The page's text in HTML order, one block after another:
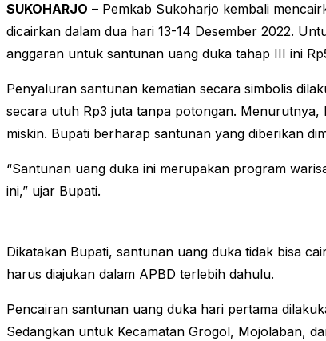
SUKOHARJO – Pemkab Sukoharjo kembali
dicairkan dalam dua hari 13-14 Desember 2022.
anggaran untuk santunan uang duka tahap III ini
Penyaluran santunan kematian secara simbolis
secara utuh Rp3 juta tanpa potongan.
miskin. Bupati berharap santunan yang diberikan
“Santunan uang duka ini merupakan program
ini,” ujar Bupati.
Dikatakan Bupati, santunan uang duka tidak bisa
harus diajukan dalam APBD terlebih dahulu.
Pencairan santunan uang duka hari pertama
Sedangkan untuk Kecamatan Grogol, Mojolaban,